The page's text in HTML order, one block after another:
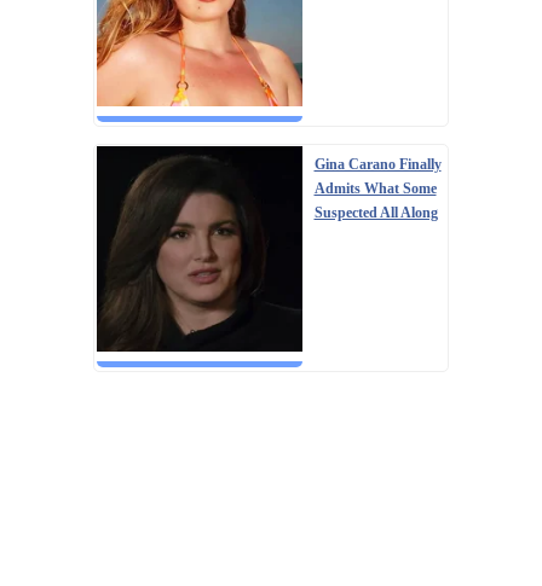
Gina Carano Finally
Admits What Some
Suspected All Along